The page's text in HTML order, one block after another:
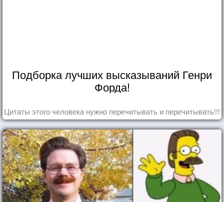
Подборка лучших высказываний Генри
Форда!
Цитаты этого человека нужно перечитывать и перечитывать!!!